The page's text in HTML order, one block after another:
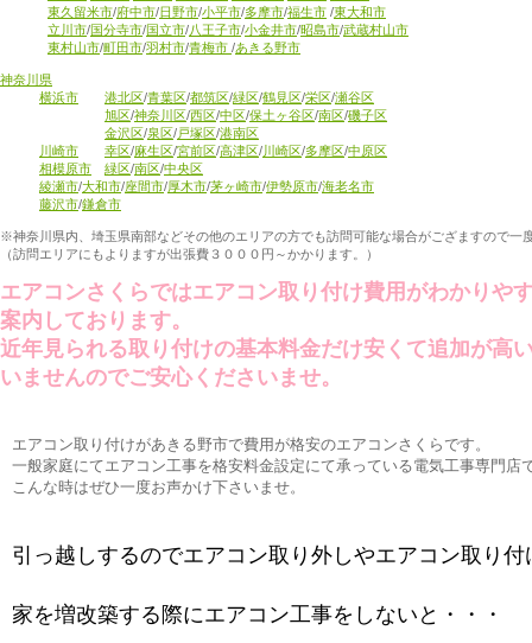
東久留米市/府中市/日野市/小平市/多摩市/福生市 /東大和市
立川市/国分寺市/国立市/八王子市/小金井市/昭島市/武蔵村山市
東村山市/町田市/羽村市/青梅市 /あきる野市
神奈川県
横浜市
港北区/青葉区/都筑区/緑区/鶴見区/栄区/瀬谷区
旭区/神奈川区/西区/中区/保土ヶ谷区/南区/磯子区
金沢区/泉区/戸塚区/港南区
川崎市
幸区/麻生区/宮前区/高津区/川崎区/多摩区/中原区
相模原市
緑区/南区/中央区
綾瀬市/大和市/座間市/厚木市/茅ヶ崎市/伊勢原市/海老名市
藤沢市/鎌倉市
※神奈川県内、埼玉県南部などその他のエリアの方でも訪問可能な場合がござますので一
（訪問エリアにもよりますが出張費３０００円～かかります。）
エアコンさくらではエアコン取り付け費用がわかりや
案内しております。
近年見られる取り付けの基本料金だけ安くて追加が高
いませんのでご安心くださいませ。
エアコン取り付けがあきる野市で費用が格安のエアコンさくらです。
一般家庭にてエアコン工事を格安料金設定にて承っている電気工事専門店
こんな時はぜひ一度お声かけ下さいませ。
引っ越しするのでエアコン取り外しやエアコン取り
家を増改築する際にエアコン工事をしないと・・・